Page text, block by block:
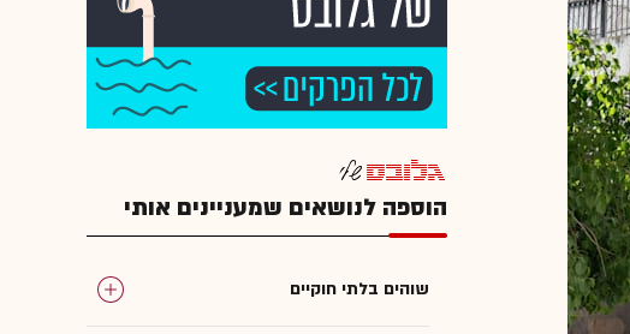
הוספה לנושאים שמעניינים אותי
שוהים בלתי חוקיים